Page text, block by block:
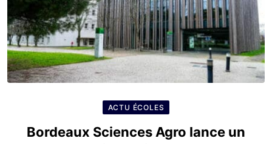
ACTU ÉCOLES
Bordeaux Sciences Agro lance un